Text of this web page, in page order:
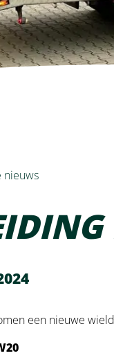
nieuws
een nieuwe